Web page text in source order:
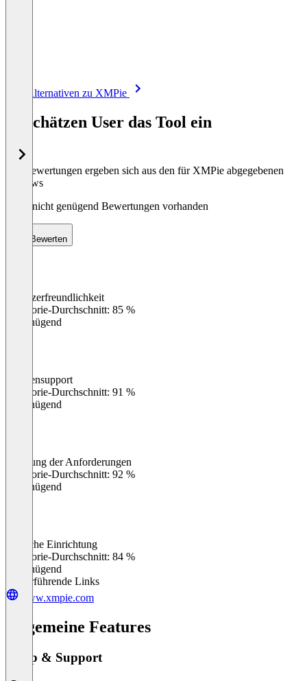
Alle Alternativen zu XMPie
So schätzen User das Tool ein
Die Bewertungen ergeben sich aus den für XMPie abgegebenen
Reviews
Noch nicht genügend Bewertungen vorhanden
Bewerten
Benutzerfreundlichkeit
Kategorie-Durchschnitt: 85 %
Ungenügend
Kundensupport
Kategorie-Durchschnitt: 91 %
Ungenügend
Erfüllung der Anforderungen
Kategorie-Durchschnitt: 92 %
Ungenügend
Einfache Einrichtung
Kategorie-Durchschnitt: 84 %
Ungenügend
Weiterführende Links
www.xmpie.com
Allgemeine Features
Setup & Support